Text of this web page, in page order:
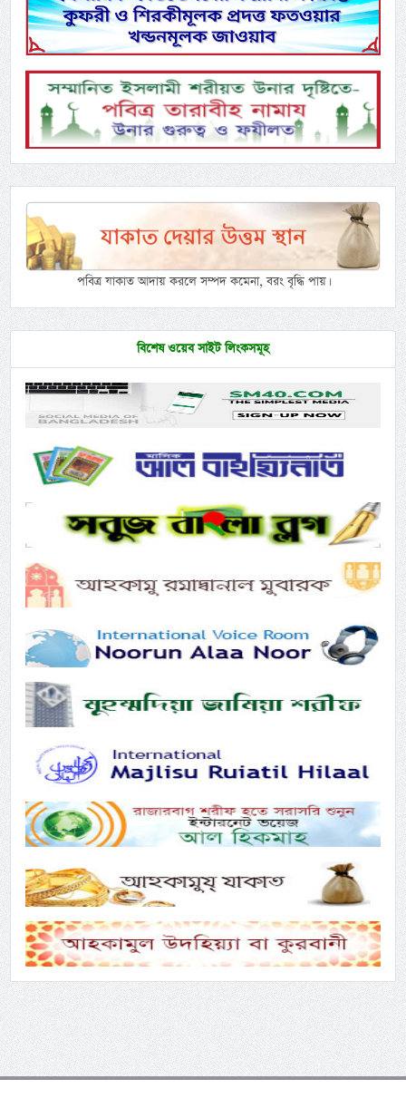
পবিত্র যাকাত আদায় করলে সম্পদ কমেনা, বরং বৃদ্ধি পায়।
বিশেষ ওয়েব সাইট লিংকসমূহ